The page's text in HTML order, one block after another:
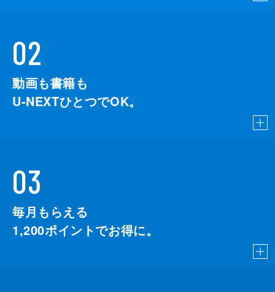
02
動画も書籍も
U-NEXTひとつでOK。
03
毎月もらえる
1,200ポイントでお得に。